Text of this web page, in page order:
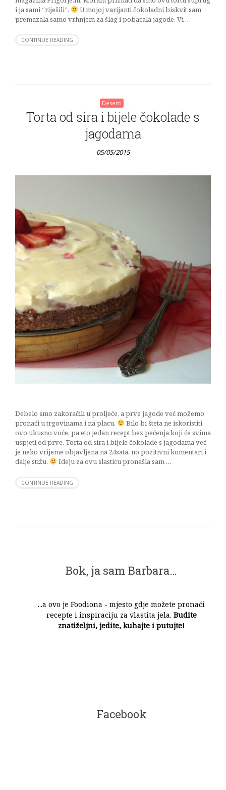
i ja sami “riješili”.
U mojoj varijanti čokoladni biskvit sam
premazala samo vrhnjem za šlag i pobacala jagode. Vi …
CONTINUE READING
Deserti
Torta od sira i bijele čokolade s
jagodama
05/05/2015
Debelo smo zakoračili u proljeće, a prve jagode već možemo
pronaći u trgovinama i na placu.
Bilo bi šteta ne iskoristiti
ovo ukusno voće, pa eto jedan recept bez pečenja koji će svima
uspjeti od prve. Torta od sira i bijele čokolade s jagodama već
je neko vrijeme objavljena na 24sata, no pozitivni komentari i
dalje stižu.
Ideju za ovu slasticu pronašla sam …
CONTINUE READING
Bok, ja sam Barbara…
...a ovo je Foodiona - mjesto gdje možete pronaći
recepte i inspiraciju za vlastita jela. Budite
znatiželjni, jedite, kuhajte i putujte!
Facebook